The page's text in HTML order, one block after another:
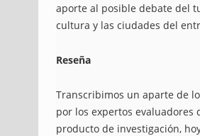
aporte al posible debate del
cultura y las ciudades del
Reseña
Transcribimos un aparte de
por los expertos evaluadores
producto de investigación,